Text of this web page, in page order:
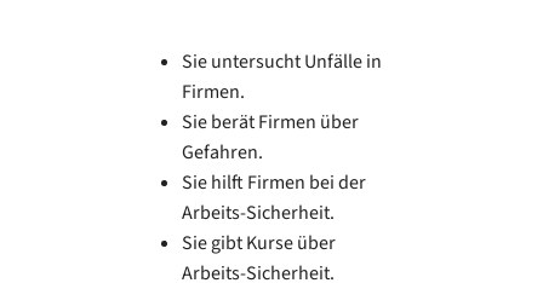
Sie untersucht Unfälle in
Firmen.
Sie berät Firmen über
Gefahren.
Sie hilft Firmen bei der
Arbeits-Sicherheit.
Sie gibt Kurse über
Arbeits-Sicherheit.